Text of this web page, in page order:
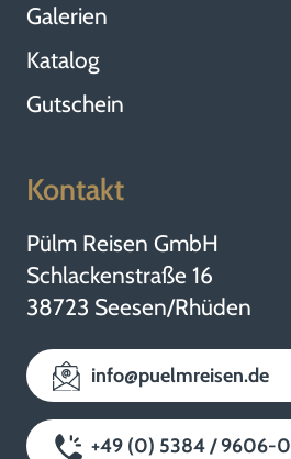
Galerien
Katalog
Gutschein
Kontakt
Pülm Reisen GmbH
Schlackenstraße 16
38723 Seesen/Rhüden
info@puelmreisen.de
+49 (0) 5384 / 9606-0